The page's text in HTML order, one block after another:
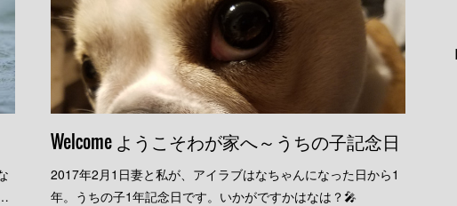
Welcome ようこそわが家へ～うちの子記念日
2017年2月1日妻と私が、アイラブはなちゃんになった日から1
年。うちの子1年記念日です。いかがですかはなは？🎤